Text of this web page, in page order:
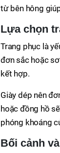
từ bên hông
Lựa chọn
Trang phục là
đơn sắc hoặc
kết hợp.
Giày dép nên
hoặc đồng hồ
phóng khoáng
Bối cảnh